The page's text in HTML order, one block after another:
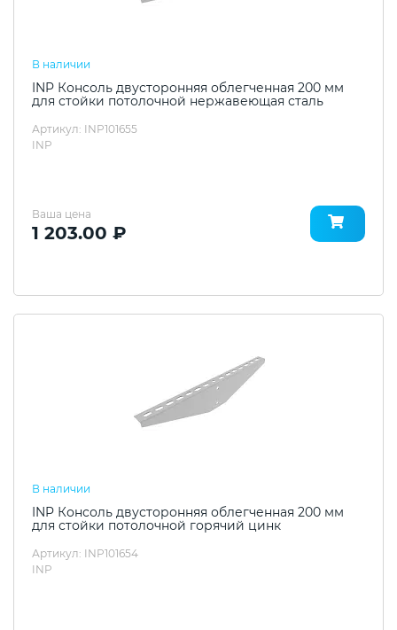
В наличии
INP Консоль двусторонняя облегченная 200 мм
для стойки потолочной нержавеющая сталь
Артикул: INP101655
INP
Ваша цена
1 203.00 ₽
В наличии
INP Консоль двусторонняя облегченная 200 мм
для стойки потолочной горячий цинк
Артикул: INP101654
INP